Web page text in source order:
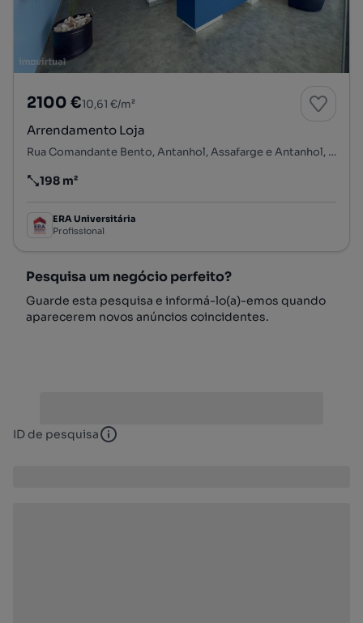
2100 €10,61 €/m²
Arrendamento Loja
Rua Comandante Bento, Antanhol, Assafarge e Antanhol, Coimbra, Coimbra
Preço por metro quadrado
198 m²
ERA Universitária
Profissional
Pesquisa um negócio perfeito?
Guarde esta pesquisa e informá-lo(a)-emos quando
aparecerem novos anúncios coincidentes.
ID de pesquisa ID de pesquisa